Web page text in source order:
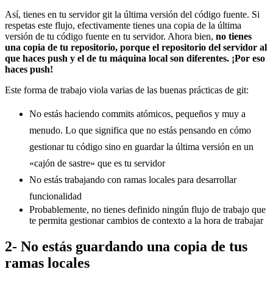
Así, tienes en tu servidor git la última versión del código fuente. Si
respetas este flujo, efectivamente tienes una copia de la última
versión de tu código fuente en tu servidor. Ahora bien, no tienes
una copia de tu repositorio, porque el repositorio del servidor al
que haces push y el de tu máquina local son diferentes. ¡Por eso
haces push!
Este forma de trabajo viola varias de las buenas prácticas de git:
No estás haciendo commits atómicos, pequeños y muy a
menudo. Lo que significa que no estás pensando en cómo
gestionar tu código sino en guardar la última versión en un
«cajón de sastre» que es tu servidor
No estás trabajando con ramas locales para desarrollar
funcionalidad
Probablemente, no tienes definido ningún flujo de trabajo que
te permita gestionar cambios de contexto a la hora de trabajar
2- No estás guardando una copia de tus
ramas locales